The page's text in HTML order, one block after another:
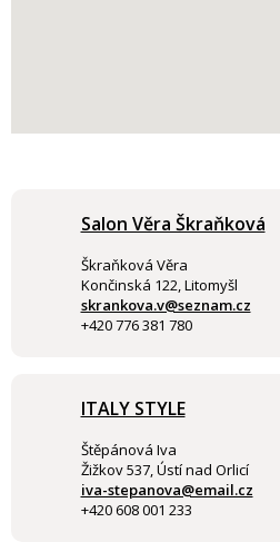
Salon Věra Škraňková
Škraňková Věra
Končinská 122, Litomyšl
skrankova.v@seznam.cz
+420 776 381 780
ITALY STYLE
Štěpánová Iva
Žižkov 537, Ústí nad Orlicí
iva-stepanova@email.cz
+420 608 001 233